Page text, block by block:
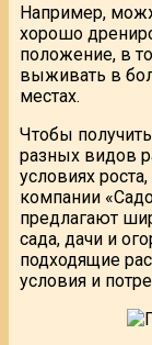
Например,
хорошо
положение, в
выживать в
местах.
Чтобы
разных видов
условиях
компании
предлагают
сада, дачи и
подходящие
условия и